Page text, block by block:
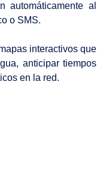
automáticamente al
o SMS.
interactivos que
anticipar tiempos
en la red.